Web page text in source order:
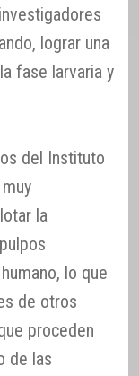
lograr una
fase larvaria y
del Instituto
la
lo que
de otros
proceden
de las